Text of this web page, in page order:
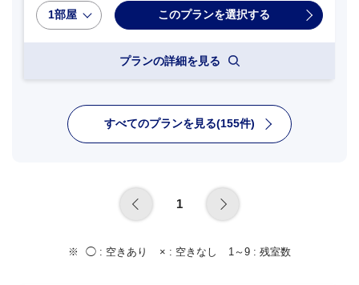
1部屋
プランの詳細を見る
すべてのプランを見る(155件)
1
◯ : 空きあり × : 空きなし 1～9 : 残室数